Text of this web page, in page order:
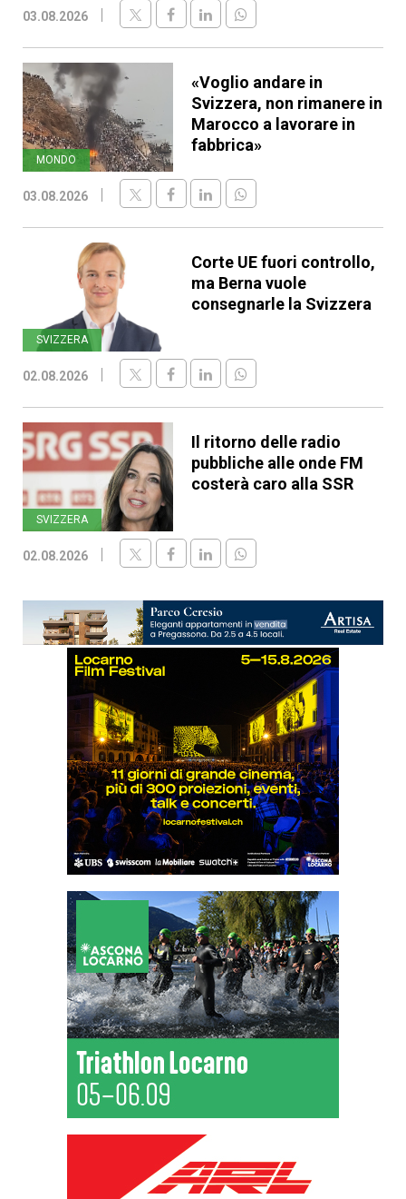
03.08.2026
MONDO
«Voglio andare in
Svizzera, non rimanere in
Marocco a lavorare in
fabbrica»
03.08.2026
SVIZZERA
Corte UE fuori controllo,
ma Berna vuole
consegnarle la Svizzera
02.08.2026
SVIZZERA
Il ritorno delle radio
pubbliche alle onde FM
costerà caro alla SSR
02.08.2026